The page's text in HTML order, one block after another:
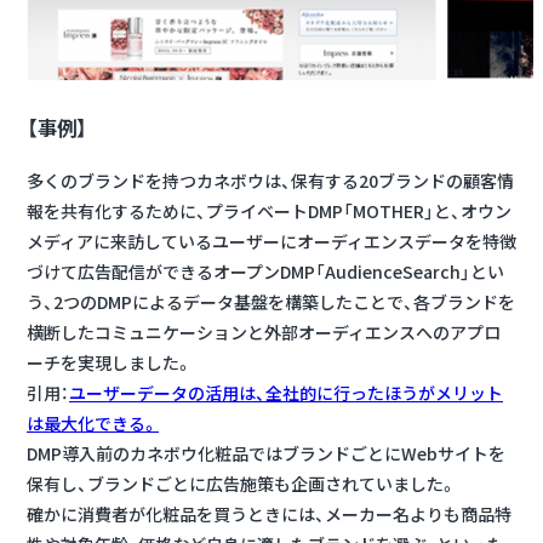
【事例】
多くのブランドを持つカネボウは、保有する20ブランドの顧客情
報を共有化するために、プライベートDMP「MOTHER」と、オウン
メディアに来訪しているユーザーにオーディエンスデータを特徴
づけて広告配信ができるオープンDMP「AudienceSearch」とい
う、2つのDMPによるデータ基盤を構築したことで、各ブランドを
横断したコミュニケーションと外部オーディエンスへのアプロ
ーチを実現しました。
引用：ユーザーデータの活用は、全社的に行ったほうがメリット
は最大化できる。
DMP導入前のカネボウ化粧品ではブランドごとにWebサイトを
保有し、ブランドごとに広告施策も企画されていました。
確かに消費者が化粧品を買うときには、メーカー名よりも商品特